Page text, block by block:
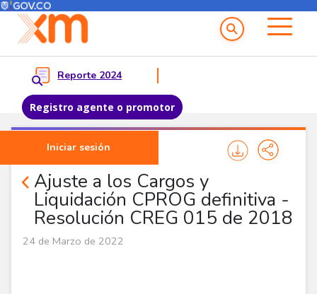
Pasar al contenido principal
Menú del Usuario
Reporte 2024
Registro agente o promotor
Iniciar sesión
Menu principal
Ajuste a los Cargos y
Liquidación CPROG definitiva -
Resolución CREG 015 de 2018
Noticias Agentes
24 de Marzo de 2022